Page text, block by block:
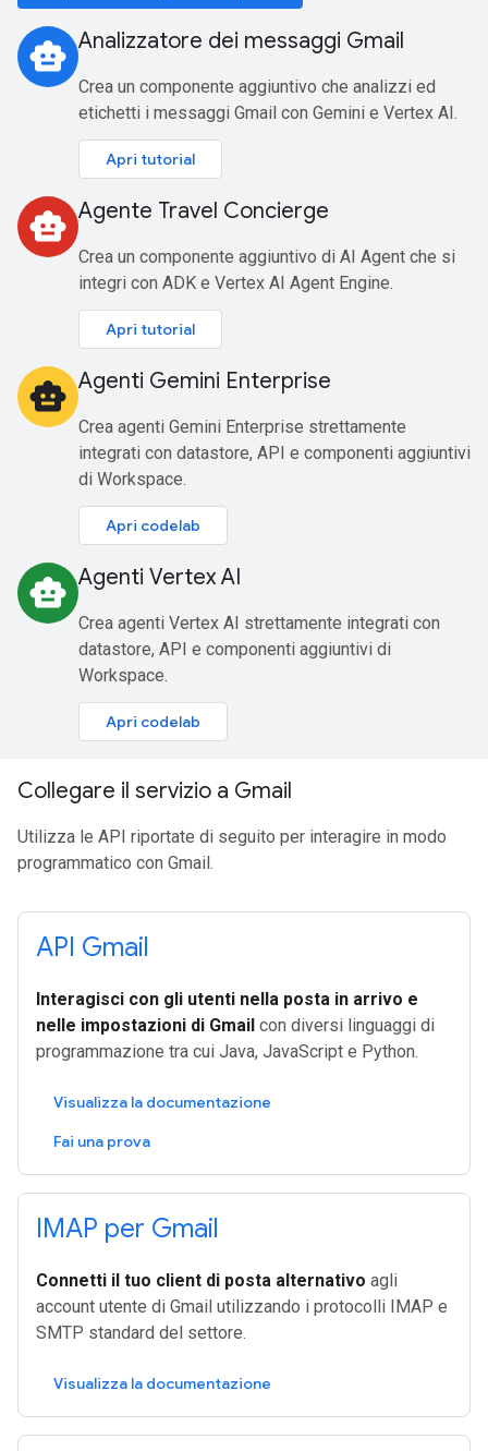
smart_toy Analizzatore dei messaggi Gmail
Crea un componente aggiuntivo che analizzi ed
etichetti i messaggi Gmail con Gemini e Vertex AI.
Apri tutorial
smart_toy Agente Travel Concierge
Crea un componente aggiuntivo di AI Agent che si
integri con ADK e Vertex AI Agent Engine.
Apri tutorial
smart_toy Agenti Gemini Enterprise
Crea agenti Gemini Enterprise strettamente
integrati con datastore, API e componenti aggiuntivi
di Workspace.
Apri codelab
smart_toy Agenti Vertex AI
Crea agenti Vertex AI strettamente integrati con
datastore, API e componenti aggiuntivi di
Workspace.
Apri codelab
Collegare il servizio a Gmail
Utilizza le API riportate di seguito per interagire in modo
programmatico con Gmail.
API Gmail
Interagisci con gli utenti nella posta in arrivo e
nelle impostazioni di Gmail con diversi linguaggi di
programmazione tra cui Java, JavaScript e Python.
Visualizza la documentazione
Fai una prova
IMAP per Gmail
Connetti il tuo client di posta alternativo agli
account utente di Gmail utilizzando i protocolli IMAP e
SMTP standard del settore.
Visualizza la documentazione